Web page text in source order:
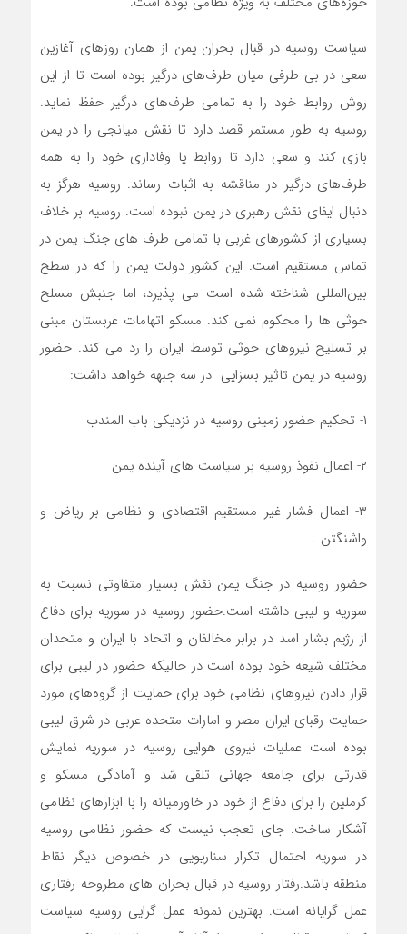
سیاست روسیه در قبال بحران یمن از همان روزهای آغازین
سعی در بی طرفی میان طرف‌های درگیر بوده است تا از این
روش روابط خود را به تمامی طرف‌های درگیر حفظ نماید.
روسیه به طور مستمر قصد دارد تا نقش میانجی را در یمن
بازی کند و سعی دارد تا روابط یا وفاداری خود را به همه
طرف‌های درگیر در مناقشه به اثبات رساند. روسیه هرگز به
دنبال ایفای نقش رهبری در یمن نبوده است. روسیه بر خلاف
بسیاری از کشورهای غربی با تمامی طرف های جنگ یمن در
تماس مستقیم است. این کشور دولت یمن را که در سطح
بین‌المللی شناخته شده است می پذیرد، اما جنبش مسلح
حوثی ها را محکوم نمی کند. مسکو اتهامات عربستان مبنی
بر تسلیح نیروهای حوثی توسط ایران را رد می کند. حضور
روسیه در یمن تاثیر بسزایی در سه جبهه خواهد داشت:
۱- تحکیم حضور زمینی روسیه در نزدیکی باب المندب
۲- اعمال نفوذ روسیه بر سیاست های آینده یمن
۳- اعمال فشار غیر مستقیم اقتصادی و نظامی بر ریاض و
واشنگتن .
حضور روسیه در جنگ یمن نقش بسیار متفاوتی نسبت به
سوریه و لیبی داشته است.حضور روسیه در سوریه برای دفاع
از رژیم بشار اسد در برابر مخالفان و اتحاد با ایران و متحدان
مختلف شیعه خود بوده است در حالیکه حضور در لیبی برای
قرار دادن نیروهای نظامی خود برای حمایت از گروه‌های مورد
حمایت رقبای ایران مصر و امارات متحده عربی در شرق لیبی
بوده است عملیات نیروی هوایی روسیه در سوریه نمایش
قدرتی برای جامعه جهانی تلقی شد و آمادگی مسکو و
کرملین را برای دفاع از خود در خاورمیانه را با ابزارهای نظامی
آشکار ساخت. جای تعجب نیست که حضور نظامی روسیه
در سوریه احتمال تکرار سناریویی در خصوص دیگر نقاط
منطقه باشد.رفتار روسیه در قبال بحران های مطروحه رفتاری
عمل گرایانه است. بهترین نمونه عمل گرایی روسیه سیاست